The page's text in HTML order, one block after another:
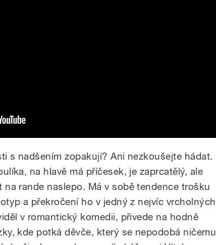
s nadšením zopakují? Ani nezkoušejte hádat.
na hlavě má příčesek, je zaprcatělý, ale
na rande naslepo. Má v sobě tendence trošku
a překročení ho v jedný z nejvíc vrcholných
v romantický komedii, přivede na hodně
kde potká děvče, který se nepodobá ničemu